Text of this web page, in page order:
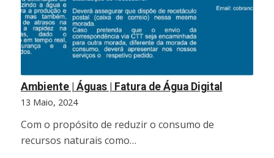
Ambiente | Águas | Fatura de Água Digital
13 Maio, 2024
Com o propósito de reduzir o consumo de
recursos naturais como…